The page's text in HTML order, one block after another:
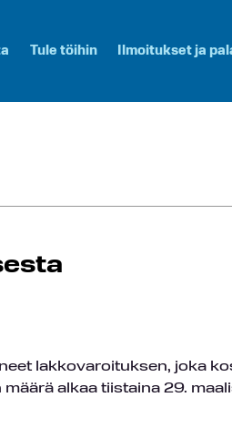
Tule töihin Ilmoitukset ja
lakkovaroituksen, joka
alkaa tiistaina 29.